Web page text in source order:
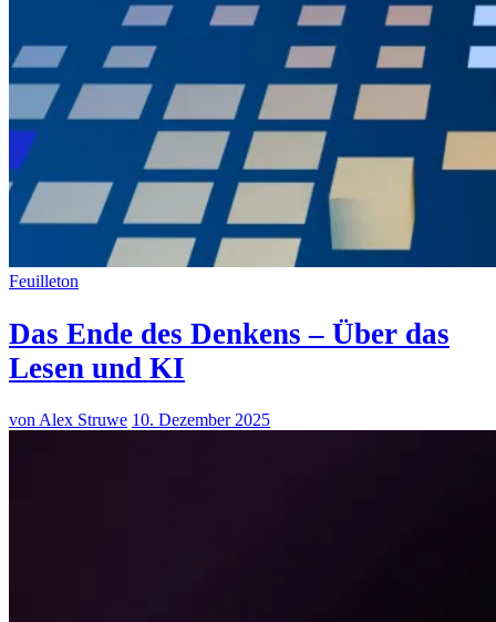
Feuilleton
Das Ende des Denkens – Über das
Lesen und KI
von Alex Struwe 10. Dezember 2025